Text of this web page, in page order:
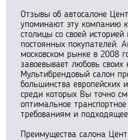
Отзывы об автосалоне
упоминают эту компанию
столицы со своей
постоянных покупателей.
московском рынке в 2008
завоевывает любовь своих
Мультибрендовый салон
большинства европейских
среди которых Вы точно
оптимальное
требованиям и
Преимущества салона